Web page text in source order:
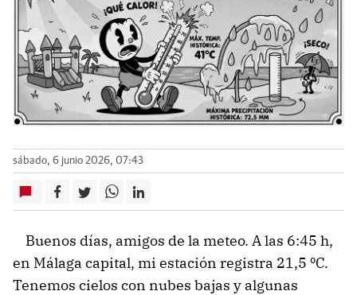
sábado, 6 junio 2026, 07:43
Buenos días, amigos de la meteo. A las 6:45 h,
en Málaga capital, mi estación registra 21,5 ºC.
Tenemos cielos con nubes bajas y algunas